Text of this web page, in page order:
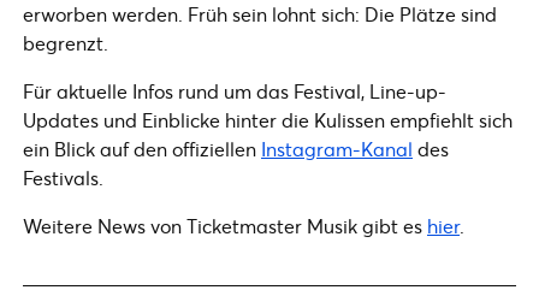
erworben werden. Früh sein lohnt sich: Die Plätze sind
begrenzt.
Für aktuelle Infos rund um das Festival, Line-up-
Updates und Einblicke hinter die Kulissen empfiehlt sich
ein Blick auf den offiziellen Instagram-Kanal des
Festivals.
Weitere News von Ticketmaster Musik gibt es hier.